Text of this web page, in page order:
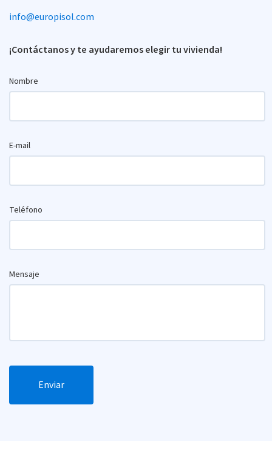
info@europisol.com
¡Contáctanos y te ayudaremos elegir tu vivienda!
Nombre
E-mail
Teléfono
Mensaje
Enviar